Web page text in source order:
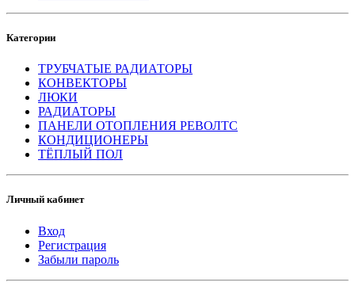
Категории
ТРУБЧАТЫЕ РАДИАТОРЫ
КОНВЕКТОРЫ
ЛЮКИ
РАДИАТОРЫ
ПАНЕЛИ ОТОПЛЕНИЯ РЕВОЛТС
КОНДИЦИОНЕРЫ
ТЁПЛЫЙ ПОЛ
Личный кабинет
Вход
Регистрация
Забыли пароль